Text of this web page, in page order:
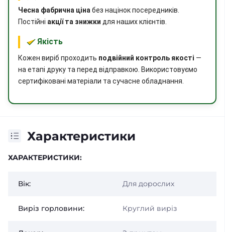
Чесна фабрична ціна без націнок посередників.
Постійні акції та знижки для наших клієнтів.
Якість
Кожен виріб проходить подвійний контроль якості —
на етапі друку та перед відправкою. Використовуємо
сертифіковані матеріали та сучасне обладнання.
Характеристики
ХАРАКТЕРИСТИКИ:
Вік: Для дорослих
Виріз горловини: Круглий виріз